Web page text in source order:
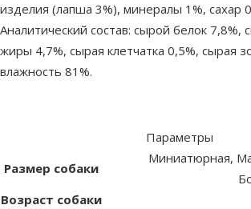
изделия (лапша 3%), минералы 1%, сахар
Аналитический состав: сырой белок 7,8%,
жиры 4,7%, сырая клетчатка 0,5%, сырая
влажность 81%.
Параметры
Размер собаки
Миниатюрная,
Возраст собаки